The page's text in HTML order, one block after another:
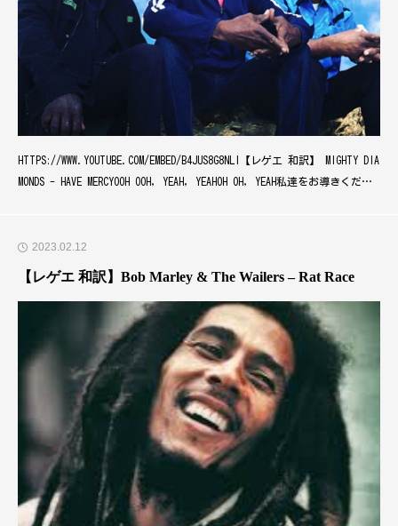
HTTPS://WWW.YOUTUBE.COM/EMBED/B4JUS8G8NLI【レゲエ 和訳】 MIGHTY DIA
MONDS - HAVE MERCYOOH OOH, YEAH, YEAHOH OH, YEAH私達をお導きくださ
2023.02.12
【レゲエ 和訳】Bob Marley & The Wailers – Rat Race